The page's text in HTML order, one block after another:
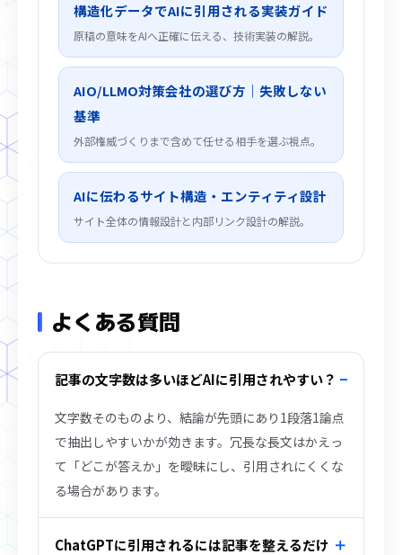
構造化データでAIに引用される実装ガイド
原稿の意味をAIへ正確に伝える、技術実装の解説。
AIO/LLMO対策会社の選び方｜失敗しない
基準
外部権威づくりまで含めて任せる相手を選ぶ視点。
AIに伝わるサイト構造・エンティティ設計
サイト全体の情報設計と内部リンク設計の解説。
よくある質問
記事の文字数は多いほどAIに引用されやすい？
文字数そのものより、結論が先頭にあり1段落1論点
で抽出しやすいかが効きます。冗長な長文はかえっ
て「どこが答えか」を曖昧にし、引用されにくくな
る場合があります。
ChatGPTに引用されるには記事を整えるだけ